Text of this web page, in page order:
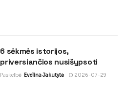
6 sėkmės istorijos,
priversiančios nusišypsoti
Paskelbė Evelina Jakutytė 2026-07-29